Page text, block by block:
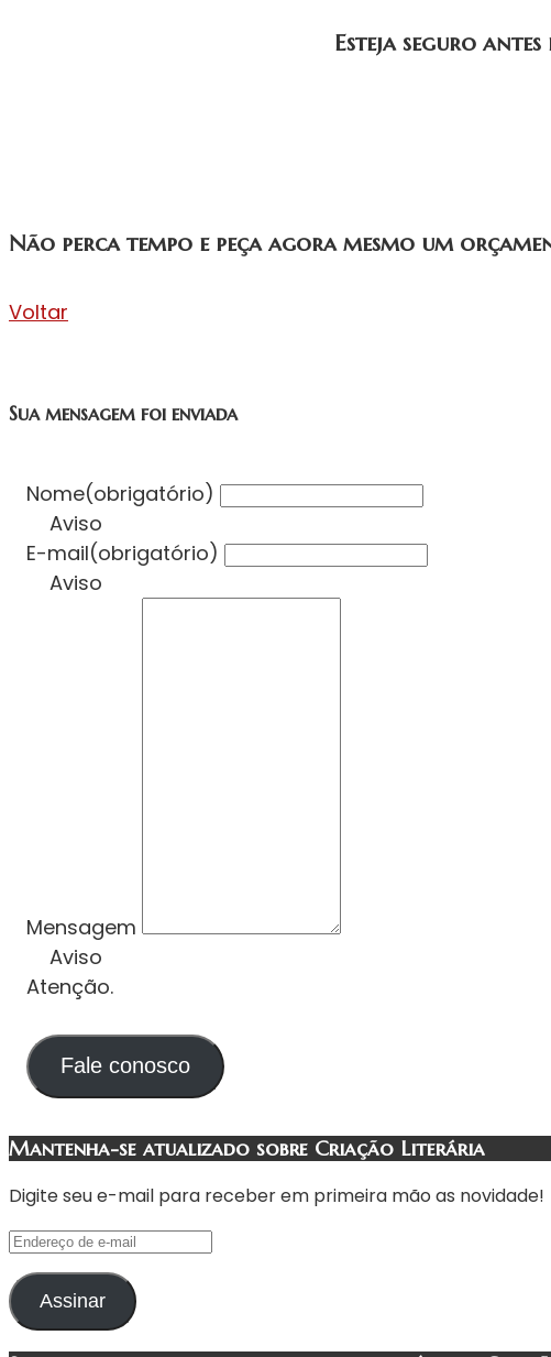
Esteja seguro
Não perca tempo e peça agora mesmo um
Voltar
Sua mensagem foi enviada
Nome(obrigatório)
Aviso
E-mail(obrigatório)
Aviso
Mensagem
Aviso
Atenção.
Fale conosco
Mantenha-se atualizado sobre Criação Literária
Digite seu e-mail para receber em primeira mão as novidade!
Endereço
de
e-
mail
Assinar